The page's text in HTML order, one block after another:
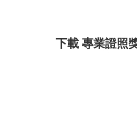
下載 專業證照